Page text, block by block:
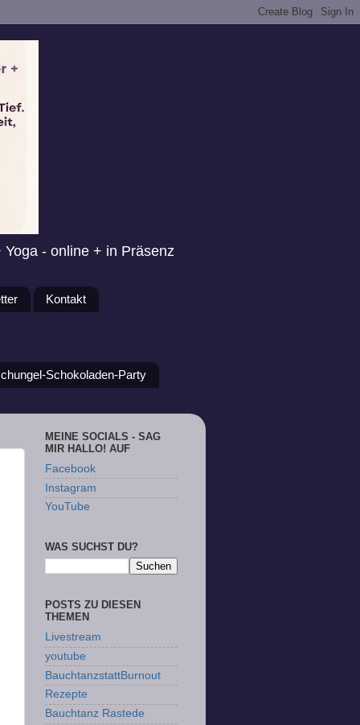
- online + in Präsenz
Kontakt
Schokoladen-Party
MEINE SOCIALS - SAG
MIR HALLO! AUF
Facebook
Instagram
YouTube
WAS SUCHST DU?
POSTS ZU DIESEN
THEMEN
Livestream
youtube
BauchtanzstattBurnout
Rezepte
Bauchtanz Rastede